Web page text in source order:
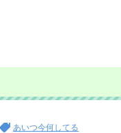
あいつ今何してる